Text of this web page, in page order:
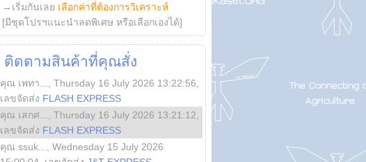
→เริ่มกันเลย เลือกค่าที่ต้องการวิเคราะห์
[มีชุดโปรฯแนะนำลดพิเศษ หรือเลือกเองได้]
ติดตามสินค้าที่คุณสั่ง
คุณ เพทา... Thursday 16 July 2026 13:22:56
เลขจัดส่ง FLASH EXPRESS
คุณ เสกศ...
Thursday 16 July 2026 13:21:12
เลขจัดส่ง FLASH EXPRESS
คุณ ssuk...
Wednesday 15 July 2026